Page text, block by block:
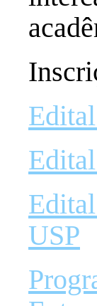
USP